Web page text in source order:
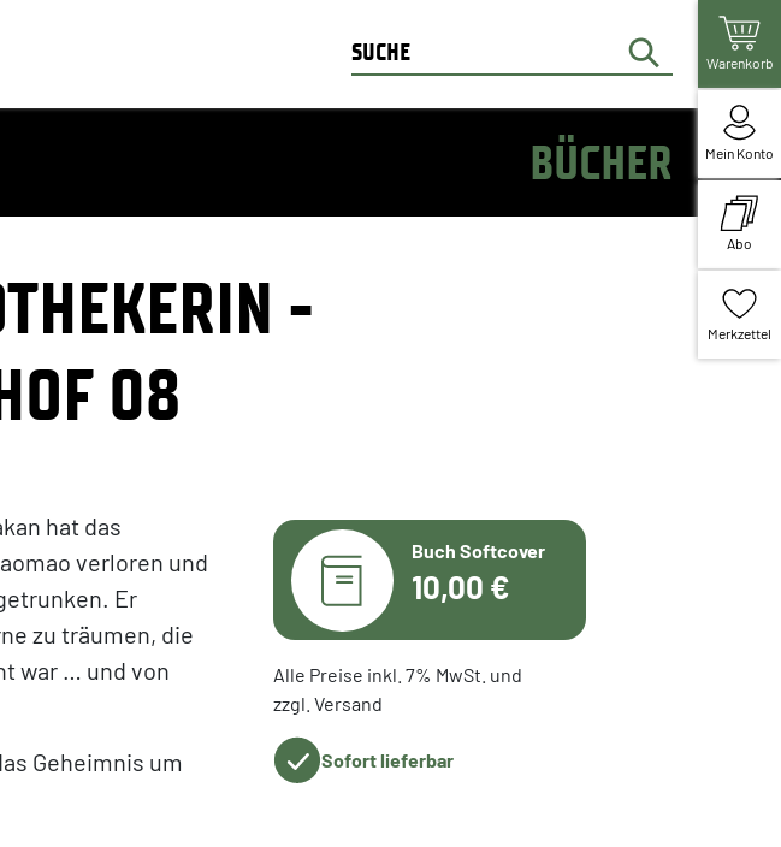
Warenkorb
Mein Konto
Abo
Merkzettel
BÜCHER
-
08
hat das
verloren und
Er
zu träumen, die
war … und von
Geheimnis um
Buch Softcover
10,00 €
Alle Preise inkl. 7% MwSt. und
zzgl. Versand
Sofort lieferbar